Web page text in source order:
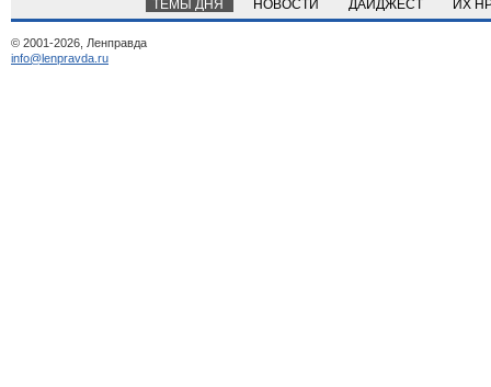
ТЕМЫ ДНЯ НОВОСТИ ДАЙДЖЕСТ ИХ
© 2001-2026, Ленправда
info@lenpravda.ru